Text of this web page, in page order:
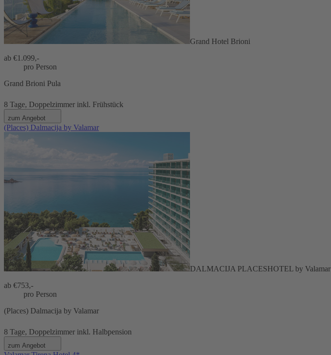
Grand Hotel Brioni
ab €1.099,-
pro Person
Grand Brioni Pula
8 Tage, Doppelzimmer inkl. Frühstück
zum Angebot
(Places) Dalmacija by Valamar
DALMACIJA PLACESHOTEL by Valamar
ab €753,-
pro Person
(Places) Dalmacija by Valamar
8 Tage, Doppelzimmer inkl. Halbpension
zum Angebot